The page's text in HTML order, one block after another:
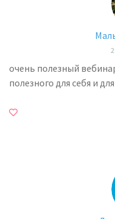
очень полезный
полезного для себя и